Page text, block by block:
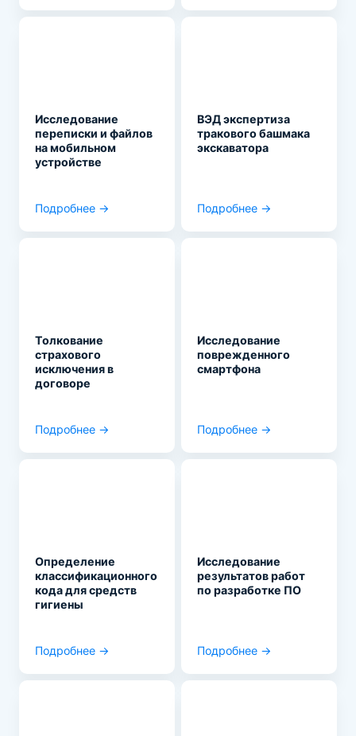
Исследование
переписки и файлов
на мобильном
устройстве
Подробнее →
ВЭД экспертиза
тракового башмака
экскаватора
Подробнее →
Толкование
страхового
исключения в
договоре
Подробнее →
Исследование
поврежденного
смартфона
Подробнее →
Определение
классификационного
кода для средств
гигиены
Подробнее →
Исследование
результатов работ
по разработке ПО
Подробнее →